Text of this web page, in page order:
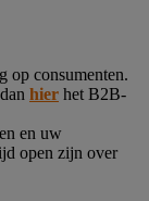
op consumenten.
hier het B2B-
en uw
open zijn over